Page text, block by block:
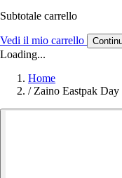
Subtotale carrello
Vedi il mio carrello
Loading...
Home
/ Zaino Eastpak Day